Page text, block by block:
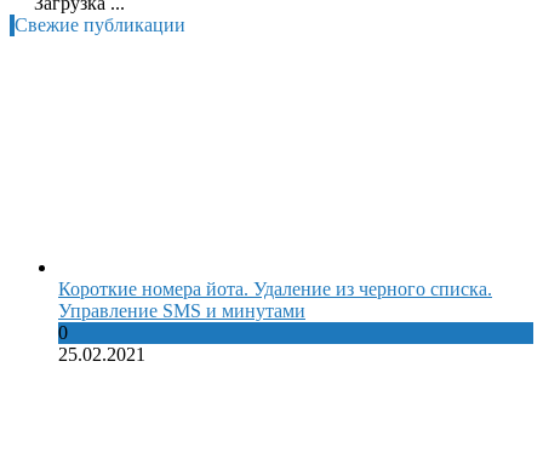
Свежие публикации
Короткие номера йота. Удаление из черного списка.
Управление SMS и минутами
0
25.02.2021